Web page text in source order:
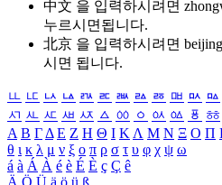
中文 을 입력하시려면
누르시면됩니다.
北京 을 입력하시려면 beijing
시면 됩니다.
ㅥ ㅦ ㅧ ㅨ ㅩ ㅪ ㅫ ㅬ ㅭ ㅮ ㅯ ㅰ
ㅺ ㅻ ㅼ ㅽ ㅾ ㅿ ㆀ ㆁ ㆂ ㆃ ㆄ ㆅ
Α Β ΓΔ Ε Ζ Η Θ Ι ΚΛ Μ Ν Ξ Ο Π
θ ι κ λ μ ν ξ ο π ρ σ τ υ φ χ ψ ω
á à Á À é è É È ç Ç ê